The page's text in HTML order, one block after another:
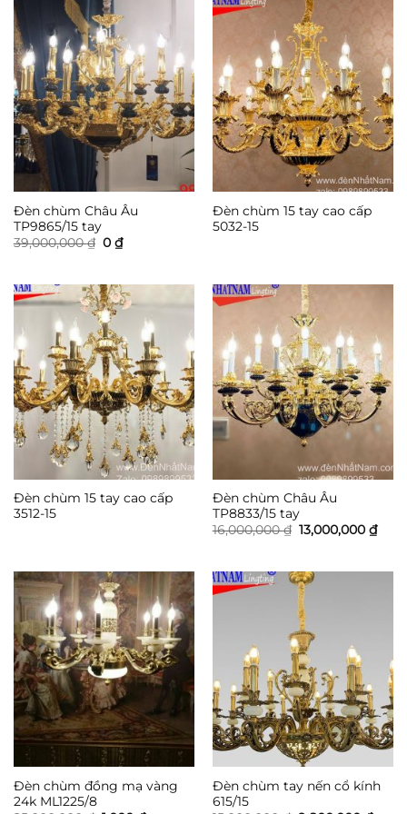
Đèn chùm Châu Âu
TP9865/15 tay
39,000,000₫ Giá
gốc
0 ₫Giá
hiện
0 ₫.
Đèn chùm 15 tay cao cấp
5032-15
Đèn chùm 15 tay cao cấp
3512-15
Đèn chùm Châu Âu
TP8833/15 tay
16,000,000₫ Giá
gốc
13,000,000 ₫Giá
hiện
Đèn chùm đồng mạ vàng
24k ML1225/8
Đèn chùm tay nến cổ kính
615/15